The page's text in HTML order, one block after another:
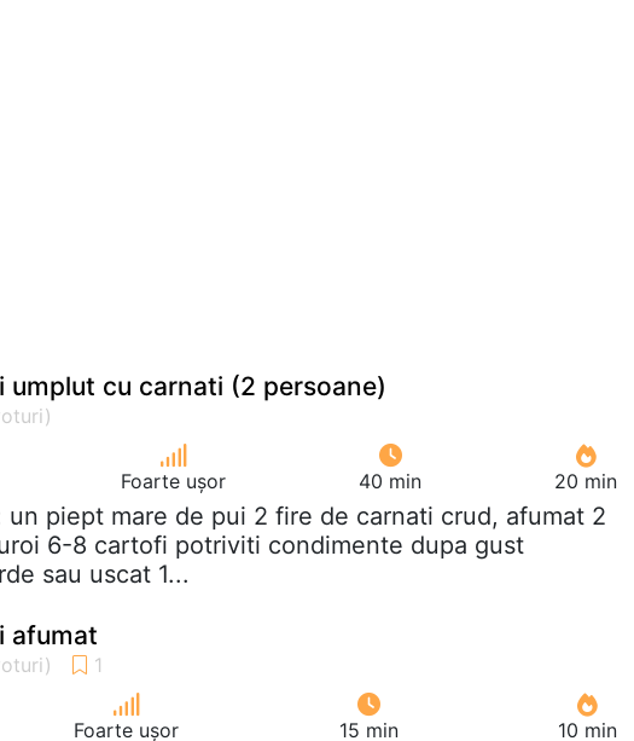
umplut cu carnati (2 persoane)
Foarte ușor 40 min 20 min
un piept mare de pui 2 fire de carnati crud, afumat 2
6-8 cartofi potriviti condimente dupa gust
sau uscat 1...
afumat
Foarte ușor 15 min 10 min